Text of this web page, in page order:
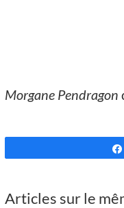
Morgane Pendragon
Articles sur le